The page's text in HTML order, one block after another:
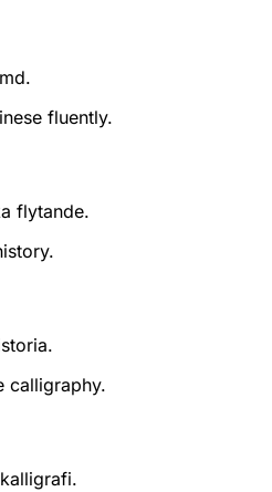
fluently.
flytande.
calligraphy.